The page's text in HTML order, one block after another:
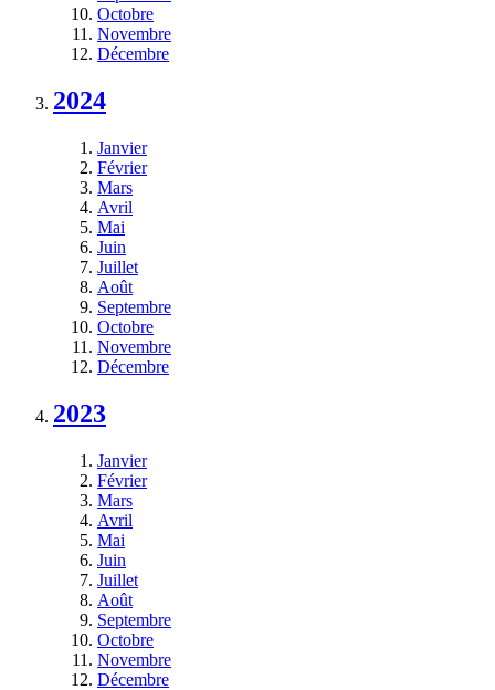
Octobre
Novembre
Décembre
2024
Janvier
Février
Mars
Avril
Mai
Juin
Juillet
Août
Septembre
Octobre
Novembre
Décembre
2023
Janvier
Février
Mars
Avril
Mai
Juin
Juillet
Août
Septembre
Octobre
Novembre
Décembre